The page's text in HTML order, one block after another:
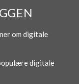
om digitale
digitale